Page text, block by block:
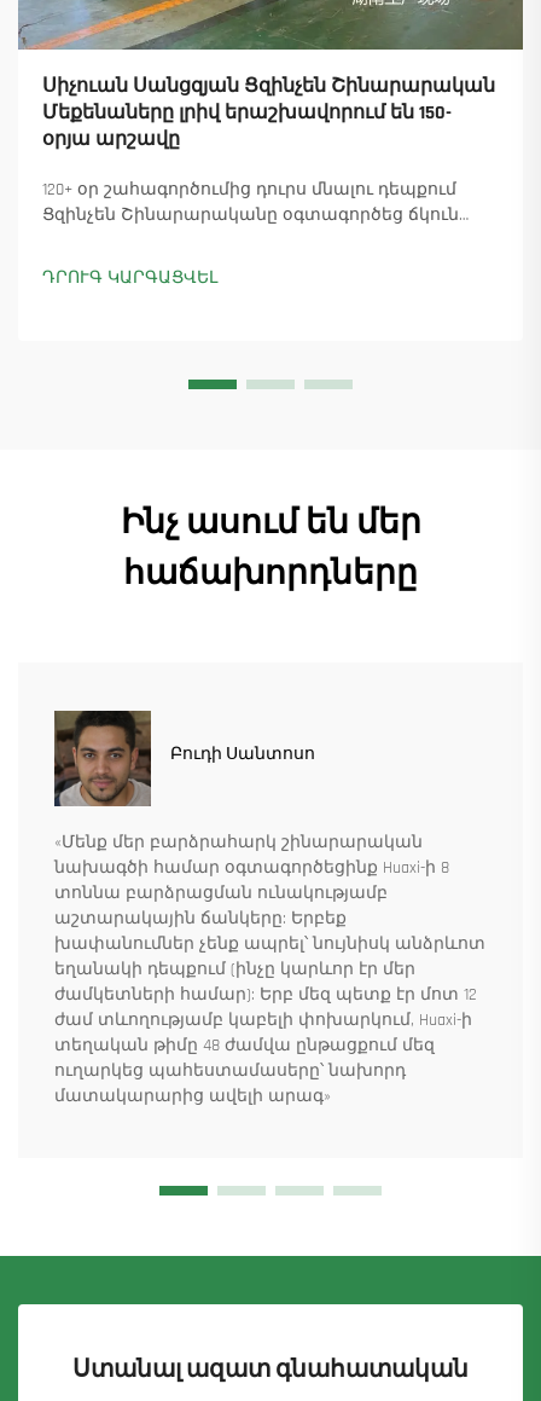
Սիչուան Սանցզյան Ցզինչեն Շինարարական
Մեքենաները լրիվ երաշխավորում են 150-
օրյա արշավը
120+ օր շահագործումից դուրս մնալու դեպքում
Ցզինչեն Շինարարականը օգտագործեց ճկուն
ապահովելով 18 աշտարակային ճանկային
տնտեսուղղիչների մատուցումը և ապահովելով
ԴՐՈՒԳ ԿԱՐԳԱՑՎԵԼ
Ինչ ասում են մեր
հաճախորդները
Բուդի Սանտոսո
«Մենք մեր բարձրահարկ շինարարական
նախագծի համար օգտագործեցինք Huaxi-ի 8
տոննա բարձրացման ունակությամբ
աշտարակային ճանկերը: Երբեք
խափանումներ չենք ապրել՝ նույնիսկ անձրևոտ
եղանակի դեպքում (ինչը կարևոր էր մեր
ժամկետների համար): Երբ մեզ պետք էր մոտ 12
ժամ տևողությամբ կաբելի փոխարկում, Huaxi-ի
տեղական թիմը 48 ժամվա ընթացքում մեզ
ուղարկեց պահեստամասերը՝ նախորդ
մատակարարից ավելի արագ»
Ստանալ ազատ գնահատական